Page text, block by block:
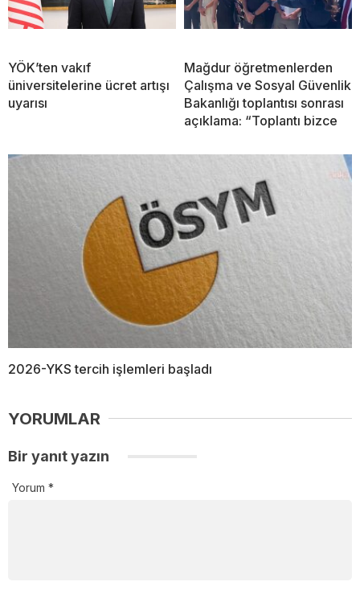
YÖK’ten vakıf
üniversitelerine ücret artışı
uyarısı
Mağdur öğretmenlerden
Çalışma ve Sosyal Güvenlik
Bakanlığı toplantısı sonrası
açıklama: “Toplantı bizce
2026-YKS tercih işlemleri başladı
YORUMLAR
Bir yanıt yazın
Yorum *